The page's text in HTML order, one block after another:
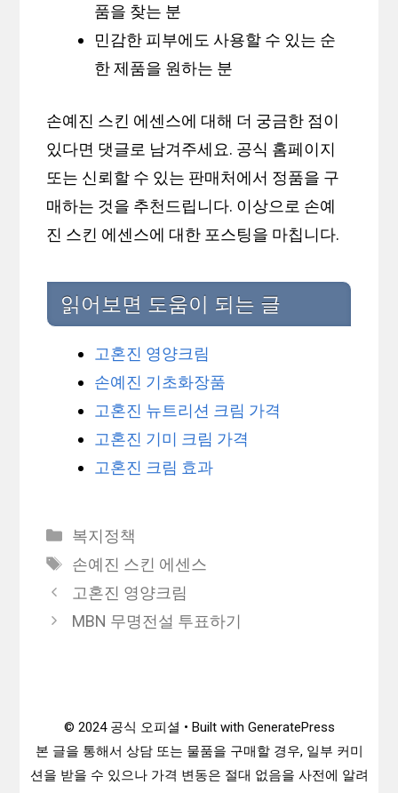
품을 찾는 분
민감한 피부에도 사용할 수 있는 순
한 제품을 원하는 분
손예진 스킨 에센스에 대해 더 궁금한 점이
있다면 댓글로 남겨주세요. 공식 홈페이지
또는 신뢰할 수 있는 판매처에서 정품을 구
매하는 것을 추천드립니다. 이상으로 손예
진 스킨 에센스에 대한 포스팅을 마칩니다.
읽어보면 도움이 되는 글
고혼진 영양크림
손예진 기초화장품
고혼진 뉴트리션 크림 가격
고혼진 기미 크림 가격
고혼진 크림 효과
카
테
리
복지정책
태
그
손예진 스킨 에센스
고혼진 영양크림
MBN 무명전설 투표하기
© 2024 공식 오피셜 • Built with GeneratePress
본 글을 통해서 상담 또는 물품을 구매할 경우, 일부 커미
션을 받을 수 있으나 가격 변동은 절대 없음을 사전에 알려